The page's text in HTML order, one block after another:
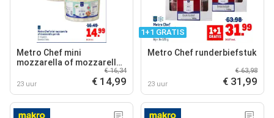
Metro Chef mini
mozzarella of mozzarella
23 uur
€ 16,34
€ 14,99
1+1 GRATIS
Metro Chef runderbiefstuk
23 uur
€ 63,98
€ 31,99